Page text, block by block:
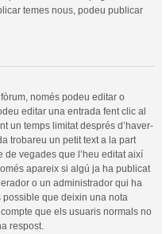
temes nous, podeu publicar
només podeu editar o
editar una entrada fent clic al
un temps limitat després d’haver-
trobareu un petit text a la part
de vegades que l’heu editat així
apareix si algú ja ha publicat
o un administrador qui ha
possible que deixin una nota
que els usuaris normals no
respost.